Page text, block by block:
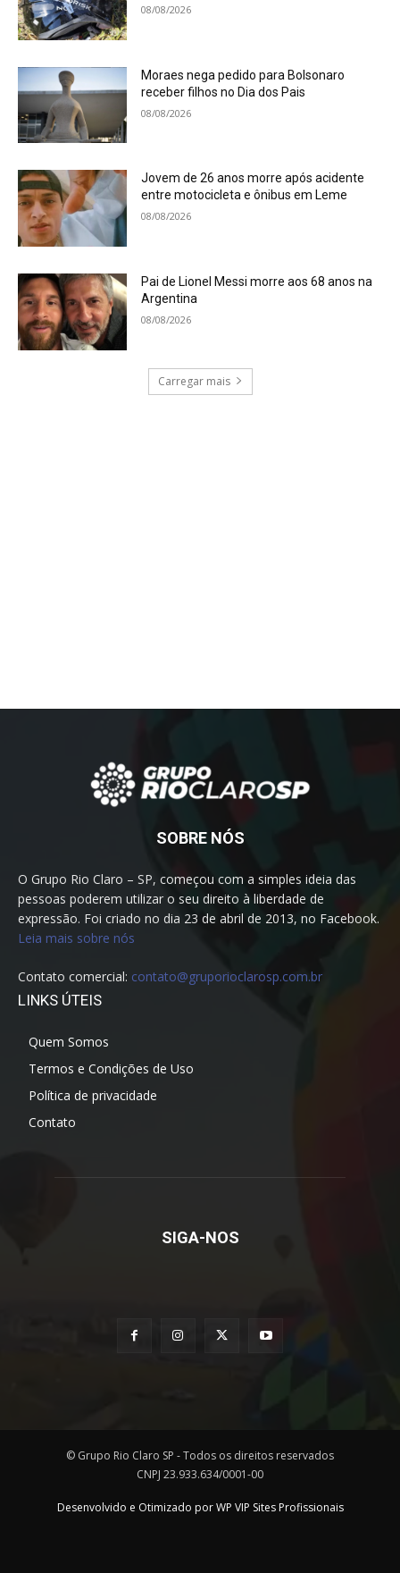
08/08/2026
Moraes nega pedido para Bolsonaro
receber filhos no Dia dos Pais
08/08/2026
Jovem de 26 anos morre após acidente
entre motocicleta e ônibus em Leme
08/08/2026
Pai de Lionel Messi morre aos 68 anos na
Argentina
08/08/2026
Carregar mais
SOBRE NÓS
O Grupo Rio Claro – SP, começou com a simples ideia das
pessoas poderem utilizar o seu direito à liberdade de
expressão. Foi criado no dia 23 de abril de 2013, no Facebook.
Leia mais sobre nós
Contato comercial: contato@gruporioclarosp.com.br
LINKS ÚTEIS
Quem Somos
Termos e Condições de Uso
Política de privacidade
Contato
SIGA-NOS
© Grupo Rio Claro SP - Todos os direitos reservados
CNPJ 23.933.634/0001-00
Desenvolvido e Otimizado por WP VIP Sites Profissionais